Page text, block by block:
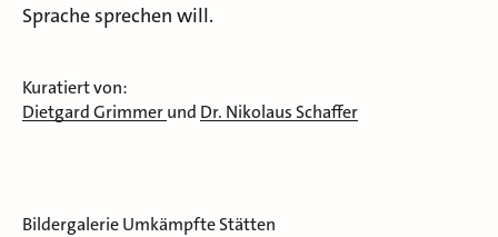
Sprache sprechen will.
Kuratiert von:
Dietgard Grimmerund Dr. Nikolaus Schaffer
Bildergalerie Umkämpfte Stätten